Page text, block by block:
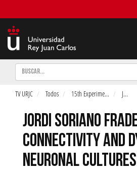
Buscar
TV URJC Todos 15th Experime... J...
JORDI SORIANO
CONNECTIVITY AND
NEURONAL CULTURES